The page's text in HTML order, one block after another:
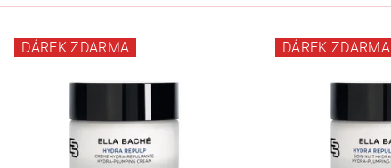
DÁREK ZDARMA DÁREK ZDARMA